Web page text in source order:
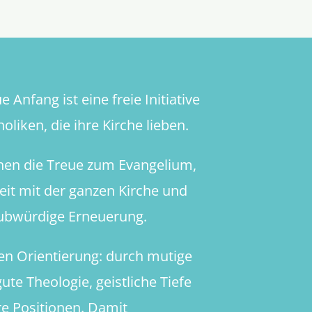
Anfang ist eine freie Initiative
die ihre Kirche lieben.
die Treue zum Evangelium,
mit der ganzen Kirche und
Erneuerung.
Orientierung: durch mutige
Theologie, geistliche Tiefe
Positionen. Damit